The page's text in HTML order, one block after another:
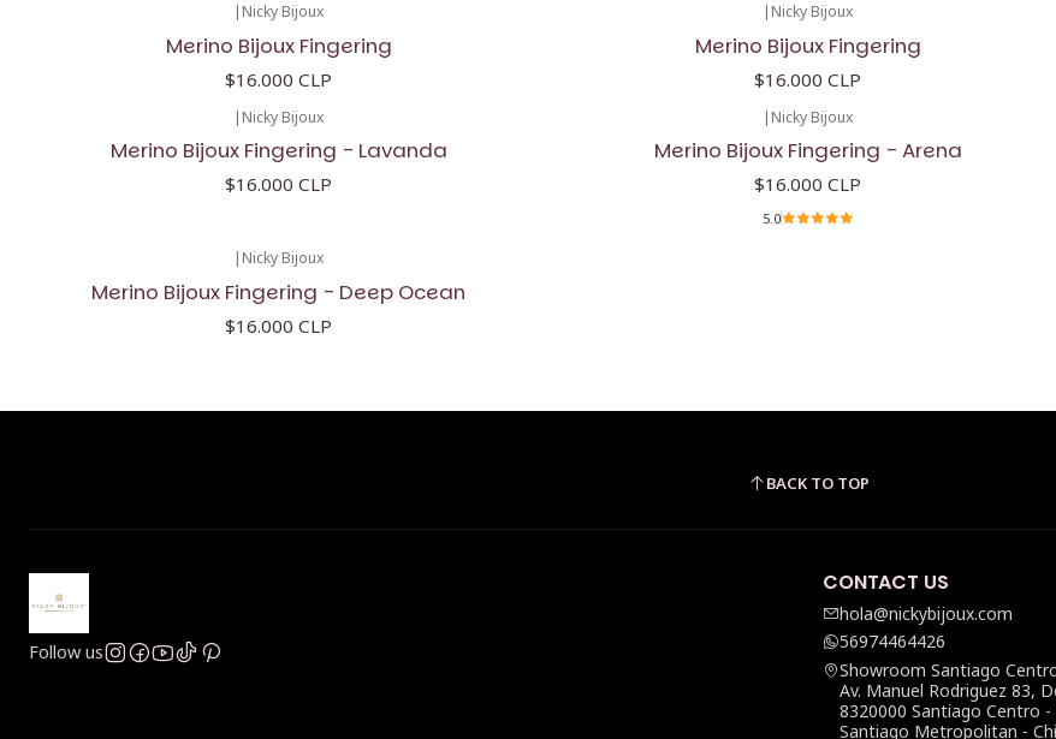
| Nicky Bijoux
Merino Bijoux Fingering
$16.000 CLP
| Nicky Bijoux
Merino Bijoux Fingering
$16.000 CLP
| Nicky Bijoux
Merino Bijoux Fingering - Lavanda
$16.000 CLP
| Nicky Bijoux
Merino Bijoux Fingering - Arena
$16.000 CLP
5.0
| Nicky Bijoux
Merino Bijoux Fingering - Deep Ocean
$16.000 CLP
BACK TO TOP
Follow us
CONTACT US
hola@nickybijoux.com
56974464426
Showroom Santiago
Av. Manuel Rodriguez 83,
8320000 Santiago Centro
Santiago Metropolitan -